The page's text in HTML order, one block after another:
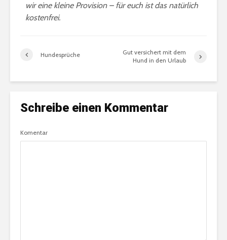
wir eine kleine Provision – für euch ist das natürlich
kostenfrei.
Hundesprüche
Gut versichert mit dem
Hund in den Urlaub
Schreibe einen Kommentar
Komentar